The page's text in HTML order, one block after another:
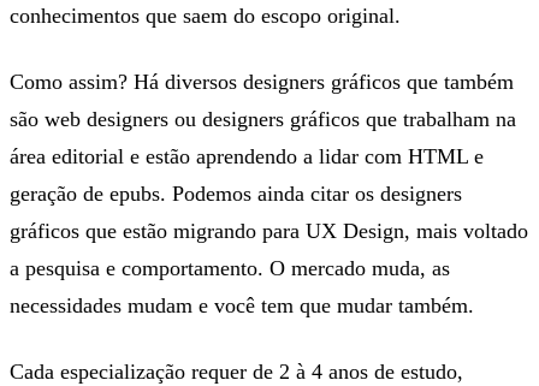
conhecimentos que saem do escopo original.
Como assim? Há diversos designers gráficos que também
são web designers ou designers gráficos que trabalham na
área editorial e estão aprendendo a lidar com HTML e
geração de epubs. Podemos ainda citar os designers
gráficos que estão migrando para UX Design, mais voltado
a pesquisa e comportamento. O mercado muda, as
necessidades mudam e você tem que mudar também.
Cada especialização requer de 2 à 4 anos de estudo,